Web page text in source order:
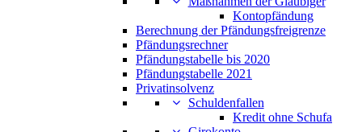
Kontopfändung
Berechnung der Pfändungsfreigrenze
Pfändungsrechner
Pfändungstabelle bis 2020
Pfändungstabelle 2021
Privatinsolvenz
Schuldenfallen
Kredit ohne Schufa